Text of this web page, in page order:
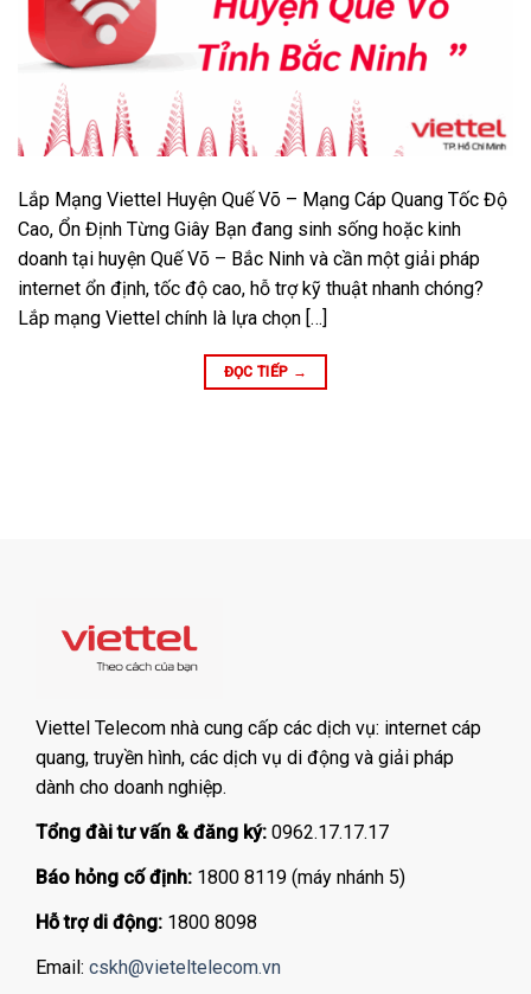
Lắp Mạng Viettel Huyện Quế Võ – Mạng Cáp Quang Tốc Độ
Cao, Ổn Định Từng Giây Bạn đang sinh sống hoặc kinh
doanh tại huyện Quế Võ – Bắc Ninh và cần một giải pháp
internet ổn định, tốc độ cao, hỗ trợ kỹ thuật nhanh chóng?
Lắp mạng Viettel chính là lựa chọn […]
ĐỌC TIẾP →
Viettel Telecom nhà cung cấp các dịch vụ: internet cáp
quang, truyền hình, các dịch vụ di động và giải pháp
dành cho doanh nghiệp.
Tổng đài tư vấn & đăng ký: 0962.17.17.17
Báo hỏng cố định: 1800 8119 (máy nhánh 5)
Hỗ trợ di động: 1800 8098
Email: cskh@vieteltelecom.vn